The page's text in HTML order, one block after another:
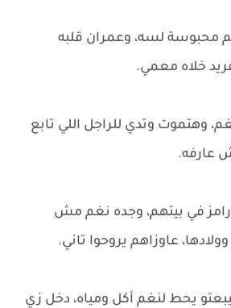
محبوسة لسه، وعمران قلبه
خلاه معمي.
وهتموت وتدي للراجل اللي تابع
عارفه.
في بيتهم، وجده نغم مش
عاوزاهم يروحوا تاني.
يحط لنغم أكل ومياه، دخل زي